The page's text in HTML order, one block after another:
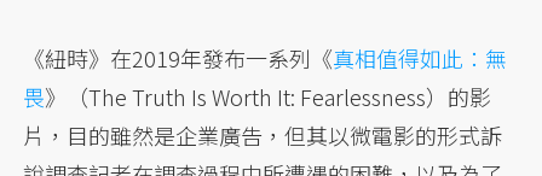
《紐時》在2019年發布一系列《真相值得如此：無
畏》（The Truth Is Worth It: Fearlessness）的影
片，目的雖然是企業廣告，但其以微電影的形式訴